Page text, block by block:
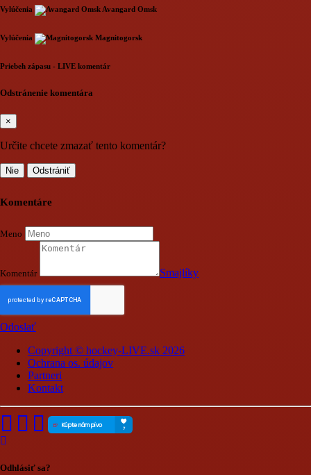
Vylúčenia Avangard Omsk
Loading...
Vylúčenia Magnitogorsk
Loading...
Priebeh zápasu - LIVE komentár
Loading...
Odstránenie komentára
×
Určite chcete zmazať tento komentár?
Nie Odstrániť
Komentáre
Meno
Komentár Smajlíky
Odoslať
Copyright © hockey-LIVE.sk 2026
Ochrana os. údajov
Partneri
Kontakt
Odhlásiť sa?